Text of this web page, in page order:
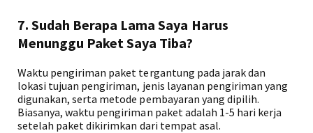
7. Sudah Berapa Lama Saya Harus
Menunggu Paket Saya Tiba?
Waktu pengiriman paket tergantung pada jarak dan
lokasi tujuan pengiriman, jenis layanan pengiriman yang
digunakan, serta metode pembayaran yang dipilih.
Biasanya, waktu pengiriman paket adalah 1-5 hari kerja
setelah paket dikirimkan dari tempat asal.